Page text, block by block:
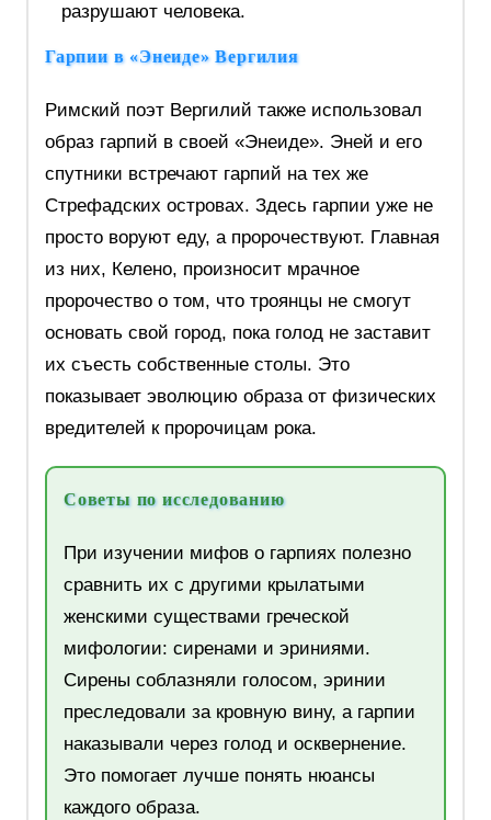
разрушают человека.
Гарпии в «Энеиде» Вергилия
Римский поэт Вергилий также использовал
образ гарпий в своей «Энеиде». Эней и его
спутники встречают гарпий на тех же
Стрефадских островах. Здесь гарпии уже не
просто воруют еду, а пророчествуют. Главная
из них, Келено, произносит мрачное
пророчество о том, что троянцы не смогут
основать свой город, пока голод не заставит
их съесть собственные столы. Это
показывает эволюцию образа от физических
вредителей к пророчицам рока.
Советы по исследованию
При изучении мифов о гарпиях полезно
сравнить их с другими крылатыми
женскими существами греческой
мифологии: сиренами и эриниями.
Сирены соблазняли голосом, эринии
преследовали за кровную вину, а гарпии
наказывали через голод и осквернение.
Это помогает лучше понять нюансы
каждого образа.